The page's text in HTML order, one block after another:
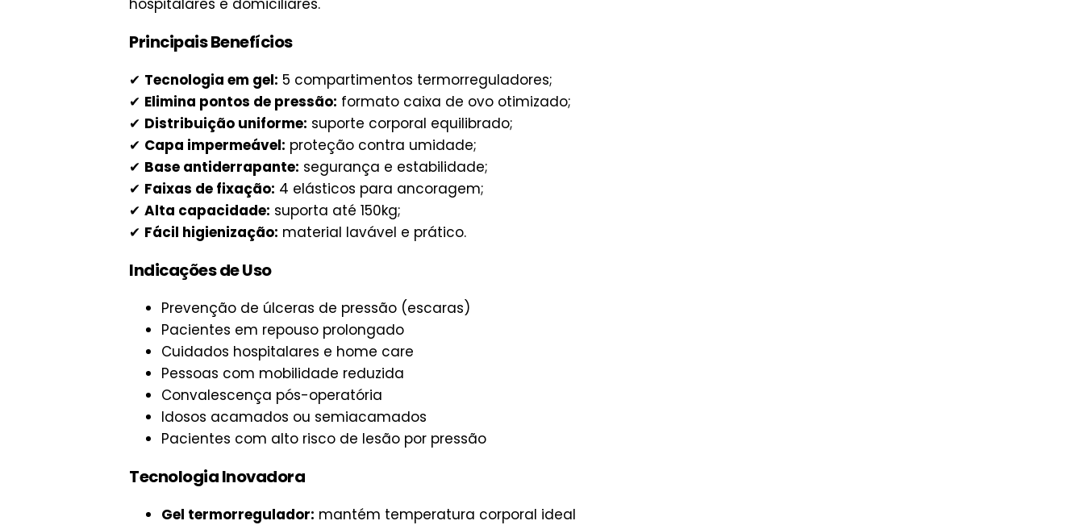
hospitalares e domiciliares.
Principais Benefícios
✔ Tecnologia em gel: 5 compartimentos termorreguladores;
✔ Elimina pontos de pressão: formato caixa de ovo otimizado;
✔ Distribuição uniforme: suporte corporal equilibrado;
✔ Capa impermeável: proteção contra umidade;
✔ Base antiderrapante: segurança e estabilidade;
✔ Faixas de fixação: 4 elásticos para ancoragem;
✔ Alta capacidade: suporta até 150kg;
✔ Fácil higienização: material lavável e prático.
Indicações de Uso
Prevenção de úlceras de pressão (escaras)
Pacientes em repouso prolongado
Cuidados hospitalares e home care
Pessoas com mobilidade reduzida
Convalescença pós-operatória
Idosos acamados ou semiacamados
Pacientes com alto risco de lesão por pressão
Tecnologia Inovadora
Gel termorregulador: mantém temperatura corporal ideal